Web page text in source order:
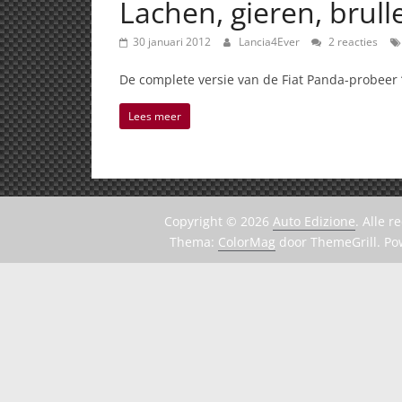
Lachen, gieren,
30 januari 2012 Lancia4Ever 2 reacties
De complete versie van de Fiat Panda-
Lees meer
Copyright © 2026 Auto Edizione. Alle
Thema: ColorMag door ThemeGrill.